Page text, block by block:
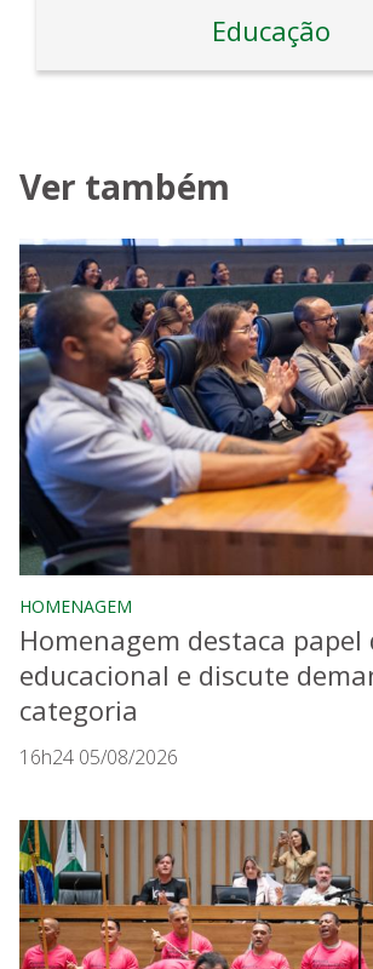
Educação
Ver também
HOMENAGEM
Homenagem destaca
educacional e discute
categoria
16h24 05/08/2026